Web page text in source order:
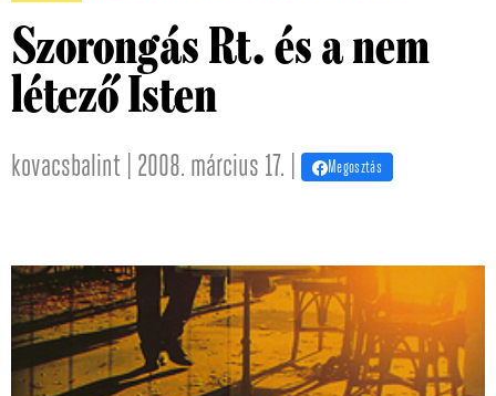
Szorongás Rt. és a nem
létező Isten
kovacsbalint | 2008. március 17. | Megosztás